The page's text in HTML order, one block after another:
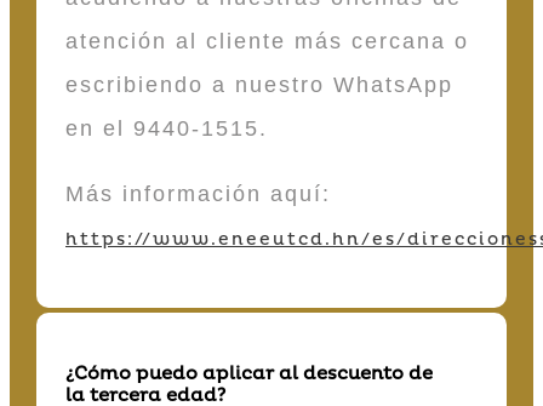
atención al cliente más cercana o
escribiendo a nuestro WhatsApp
en el 9440-1515.
Más información aquí:
https://www.eneeutcd.hn/es/
¿Cómo puedo aplicar al descuento de
la tercera edad?